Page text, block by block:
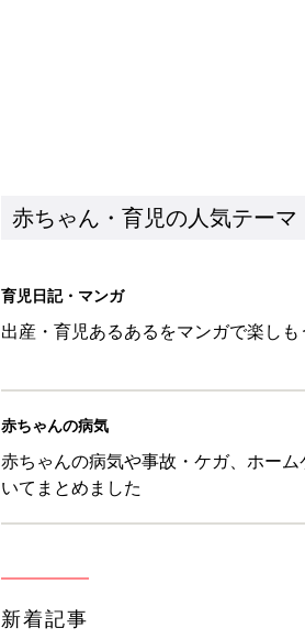
赤ちゃん・育児の人気テーマ
育児日記・マンガ
出産・育児あるあるをマンガで楽しも
赤ちゃんの病気
赤ちゃんの病気や事故・ケガ、ホーム
いてまとめました
新着記事